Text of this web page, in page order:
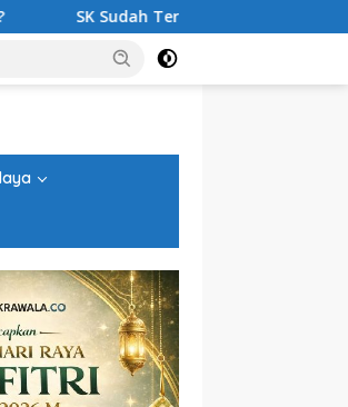
Baru Digelar Voting K3S? Agenda